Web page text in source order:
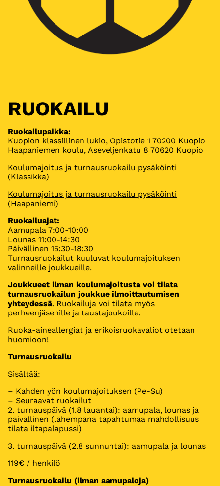
RUOKAILU
Ruokailupaikka:
Kuopion klassillinen lukio, Opistotie 1 70200 Kuopio
Haapaniemen koulu, Aseveljenkatu 8 70620 Kuopio
Koulumajoitus ja turnausruokailu pysäköinti
(Klassikka)
Koulumajoitus ja turnausruokailu pysäköinti
(Haapaniemi)
Ruokailuajat:
Aamupala 7:00-10:00
Lounas 11:00-14:30
Päivällinen 15:30-18:30
Turnausruokailut kuuluvat koulumajoituksen
valinneille joukkueille.
Joukkueet ilman koulumajoitusta voi tilata
turnausruokailun joukkue ilmoittautumisen
yhteydessä. Ruokailuja voi tilata myös
perheenjäsenille ja taustajoukoille.
Ruoka-aineallergiat ja erikoisruokavaliot otetaan
huomioon!
Turnausruokailu
Sisältää:
– Kahden yön koulumajoituksen (Pe-Su)
– Seuraavat ruokailut
2. turnauspäivä (1.8 lauantai): aamupala, lounas ja
päivällinen (lähempänä tapahtumaa mahdollisuus
tilata iltapalapussi)
3. turnauspäivä (2.8 sunnuntai): aamupala ja lounas
119€ / henkilö
Turnausruokailu (ilman aamupaloja)